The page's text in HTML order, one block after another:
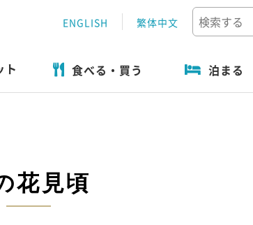
ENGLISH 繁体中文
ト 食べる・買う 泊まる
花見頃